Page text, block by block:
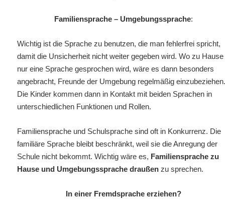
Familiensprache – Umgebungssprache:
Wichtig ist die Sprache zu benutzen, die man fehlerfrei spricht,
damit die Unsicherheit nicht weiter gegeben wird. Wo zu Hause
nur eine Sprache gesprochen wird, wäre es dann besonders
angebracht, Freunde der Umgebung regelmäßig
Die Kinder kommen dann in Kontakt mit beiden Sprachen in
unterschiedlichen Funktionen und Rollen.
Familiensprache und Schulsprache sind oft in Konkurrenz. Die
familiäre Sprache bleibt beschränkt, weil sie die Anregung der
Schule nicht bekommt. Wichtig wäre es, Familiensprache zu
Hause und Umgebungssprache draußen zu sprechen.
In einer Fremdsprache erziehen?